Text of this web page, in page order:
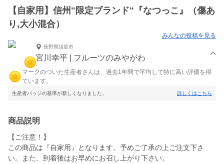
【自家用】信州"限定ブランド"『なつっこ』（傷あ
り,大小混合）
みんなの投稿を見る
長野県須坂市
宮川幸平 | フルーツのみやがわ
マークのついた生産者さんは、過去1年間で平均して特に高い評価を得
ています。
生産者バッジの基準が新しくなりました。 詳しくはこちら
商品説明
【ご注意！】
この商品は『自家用』となります。予めご了承の上ご注文下さ
い。また、到着後はお早めにお召し上がり下さい。